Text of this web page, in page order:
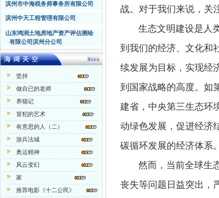
滨州市中海税务师事务所有限公司
滨州中天工程管理有限公司
山东鸿润土地房地产资产评估测绘
有限公司滨州分公司
坚持
做自已的老师
养猫记
冒犯的艺术
有意思的人（二）
游兵法城
奥运精神
风云变幻
家
推荐电影《十二公民》
战。对于我们来说，关
生态文明建设是人
到我们的经济、文化和
续发展为目标，实现经
到国家战略的高度。如
建省，中央第三生态环
动绿色发展，促进经济
碳循环发展的经济体系
然而，当前全球生
丧失等问题日益突出，